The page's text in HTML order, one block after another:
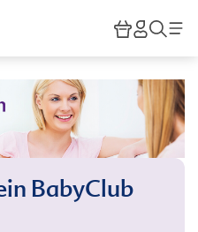
HiPP
BabyClub